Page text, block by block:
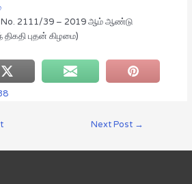
2111/39 – 2019 ஆம் ஆண்டு
புதன் கிழமை)
Next Post →